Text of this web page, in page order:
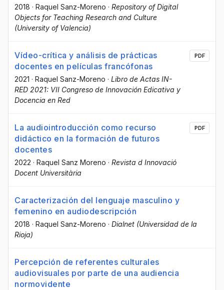
2018 · Raquel Sanz-Moreno · Repository of Digital
Objects for Teaching Research and Culture
(University of Valencia)
Vídeo-crítica y análisis de prácticas
docentes en películas francófonas
2021 · Raquel Sanz-Moreno · Libro de Actas IN-
RED 2021: VII Congreso de Innovación Edicativa y
Docencia en Red
PDF
La audiointroducción como recurso
didáctico en la formación de futuros
docentes
2022 · Raquel Sanz Moreno · Revista d Innovació
Docent Universitària
PDF
Caracterización del lenguaje masculino y
femenino en audiodescripción
2018 · Raquel Sanz-Moreno · Dialnet (Universidad de la
Rioja)
Percepción de referentes culturales
audiovisuales por parte de una audiencia
normovidente